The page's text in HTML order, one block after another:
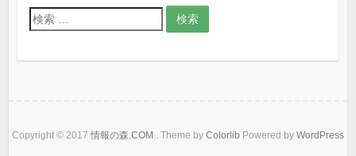
検
索
Copyright © 2017 情報の森.COM . Theme by Colorlib Powered by WordPress